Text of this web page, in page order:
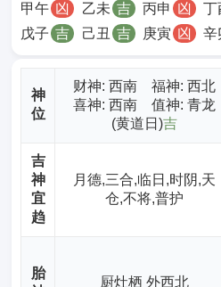
戊子 吉 己丑 吉 庚寅 凶 辛
甲午 凶 乙未 吉 丙申 凶 丁
神
位
财神: 西南 福神: 西北
喜神: 西南 值神: 青龙
(黄道日)吉
吉
神
宜
趋
月德,三合,临日,时阴,天
仓,不将,普护
胎
厨灶栖 外西北